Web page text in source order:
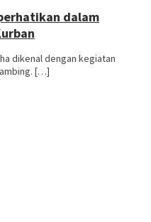
dalam
dikenal dengan kegiatan
[…]